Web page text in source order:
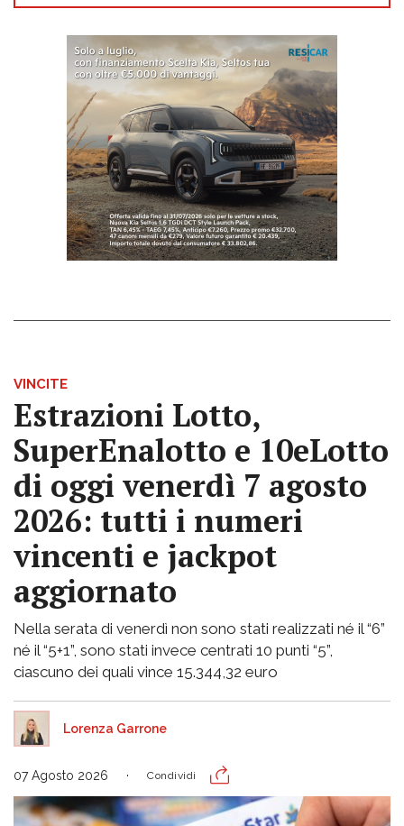
VINCITE
Estrazioni Lotto,
SuperEnalotto e 10eLotto
di oggi venerdì 7 agosto
2026: tutti i numeri
vincenti e jackpot
aggiornato
Nella serata di venerdì non sono stati realizzati né il “6”
né il “5+1”, sono stati invece centrati 10 punti “5”,
ciascuno dei quali vince 15.344,32 euro
Lorenza Garrone
07 Agosto 2026 Condividi